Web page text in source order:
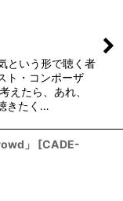
という形で聴く者
ト・コンポーザ
えたら、あれ、
きたく…
」 [CADE-